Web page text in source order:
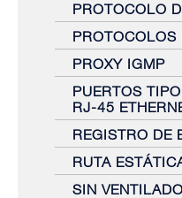
PROTOCOLO
PROTOCOLOS
PROXY IGMP
PUERTOS
RJ-45
REGISTRO DE
RUTA
SIN